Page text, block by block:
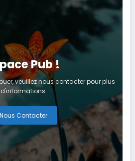
Pub !
veuillez nous contacter pour plus
d'informations.
Nous Contacter